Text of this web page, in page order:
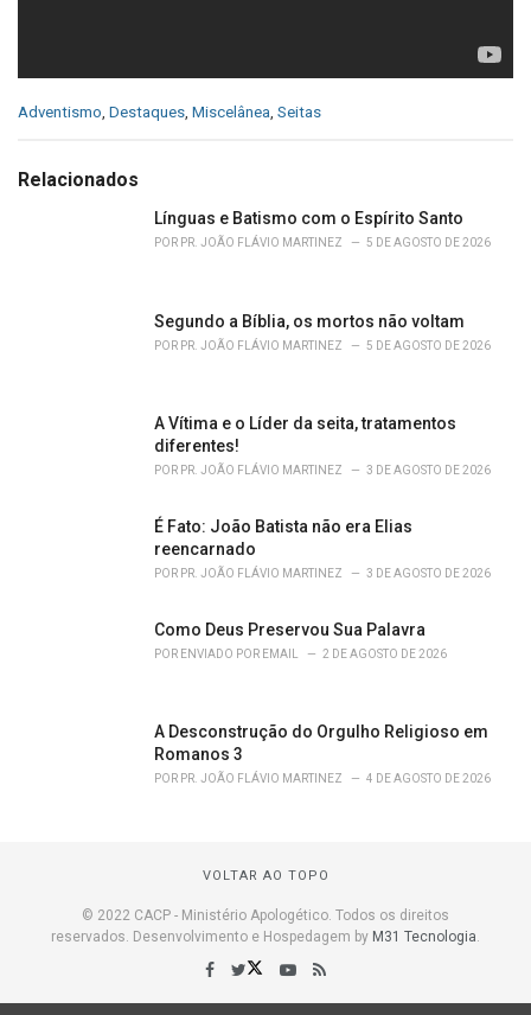
C
e
Adventismo Destaques Miscelânea Seitas
Relacionados
Línguas e Batismo com o Espírito Santo
POR PR. JOÃO FLÁVIO MARTINEZ 5 DE AGOSTO DE 2026
Segundo a Bíblia, os mortos não voltam
POR PR. JOÃO FLÁVIO MARTINEZ 5 DE AGOSTO DE 2026
A Vítima e o Líder da seita, tratamentos
diferentes!
POR PR. JOÃO FLÁVIO MARTINEZ 3 DE AGOSTO DE 2026
É Fato: João Batista não era Elias
reencarnado
POR PR. JOÃO FLÁVIO MARTINEZ 3 DE AGOSTO DE 2026
Como Deus Preservou Sua Palavra
POR ENVIADO POR EMAIL 2 DE AGOSTO DE 2026
A Desconstrução do Orgulho Religioso em
Romanos 3
POR PR. JOÃO FLÁVIO MARTINEZ 4 DE AGOSTO DE 2026
VOLTAR AO TOPO
© 2022 CACP - Ministério Apologético. Todos os direitos
reservados. Desenvolvimento e Hospedagem by M31 Tecnologia.